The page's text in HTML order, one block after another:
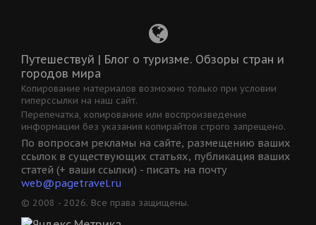
Путешествуй | Блог о туризме. Обзоры стран и
городов мира
Копирование материалов возможно только при условии
гиперссылки на наш сайт.
Перепечатка, копирование или воспроизведение
информации без указания копирайтов строго запрещено.
По вопросам рекламы на сайте, размещению ваших
ссылок в существующих статьях, публикация ваших
статей (+ ваши ссылки) - писать на почту
web@pagetravel.ru
© 2008 - 2026. Все права защищены.